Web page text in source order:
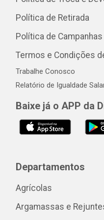
Política de Retirada
Política de Campanhas
Termos e Condições
Trabalhe Conosco
Relatório de Igualdade
Baixe já o APP da
Departamentos
Agrícolas
Argamassas e